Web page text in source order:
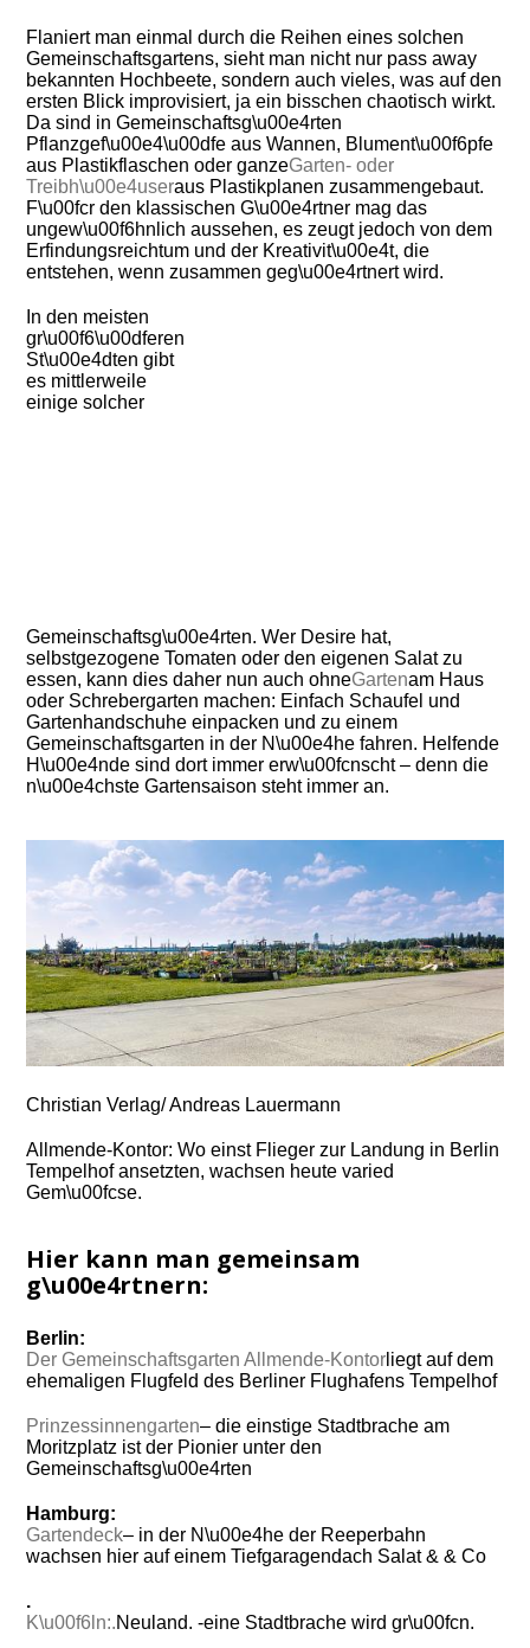
Flaniert man einmal durch die Reihen eines solchen
Gemeinschaftsgartens, sieht man nicht nur pass away
bekannten Hochbeete, sondern auch vieles, was auf den
ersten Blick improvisiert, ja ein bisschen chaotisch wirkt.
Da sind in Gemeinschaftsg\u00e4rten
Pflanzgef\u00e4\u00dfe aus Wannen, Blument\u00f6pfe
aus Plastikflaschen oder ganzeGarten- oder
Treibh\u00e4useraus Plastikplanen zusammengebaut.
F\u00fcr den klassischen G\u00e4rtner mag das
ungew\u00f6hnlich aussehen, es zeugt jedoch von dem
Erfindungsreichtum und der Kreativit\u00e4t, die
entstehen, wenn zusammen geg\u00e4rtnert wird.
In den meisten
gr\u00f6\u00dferen
St\u00e4dten gibt
es mittlerweile
einige solcher
Gemeinschaftsg\u00e4rten. Wer Desire hat,
selbstgezogene Tomaten oder den eigenen Salat zu
essen, kann dies daher nun auch ohneGartenam Haus
oder Schrebergarten machen: Einfach Schaufel und
Gartenhandschuhe einpacken und zu einem
Gemeinschaftsgarten in der N\u00e4he fahren. Helfende
H\u00e4nde sind dort immer erw\u00fcnscht – denn die
n\u00e4chste Gartensaison steht immer an.
Christian Verlag/ Andreas Lauermann
Allmende-Kontor: Wo einst Flieger zur Landung in Berlin
Tempelhof ansetzten, wachsen heute varied
Gem\u00fcse.
Hier kann man gemeinsam
g\u00e4rtnern:
Berlin:
Der Gemeinschaftsgarten Allmende-Kontor liegt auf dem
ehemaligen Flugfeld des Berliner Flughafens Tempelhof
Prinzessinnengarten– die einstige Stadtbrache am
Moritzplatz ist der Pionier unter den
Gemeinschaftsg\u00e4rten
Hamburg:
Gartendeck– in der N\u00e4he der Reeperbahn
wachsen hier auf einem Tiefgaragendach Salat & & Co
.
K\u00f6ln:.Neuland. -eine Stadtbrache wird gr\u00fcn.